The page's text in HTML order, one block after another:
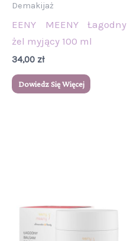
Demakijaż
EENY MEENY Łagodny
żel myjący 100 ml
34,00 zł
Dowiedz Się Więcej